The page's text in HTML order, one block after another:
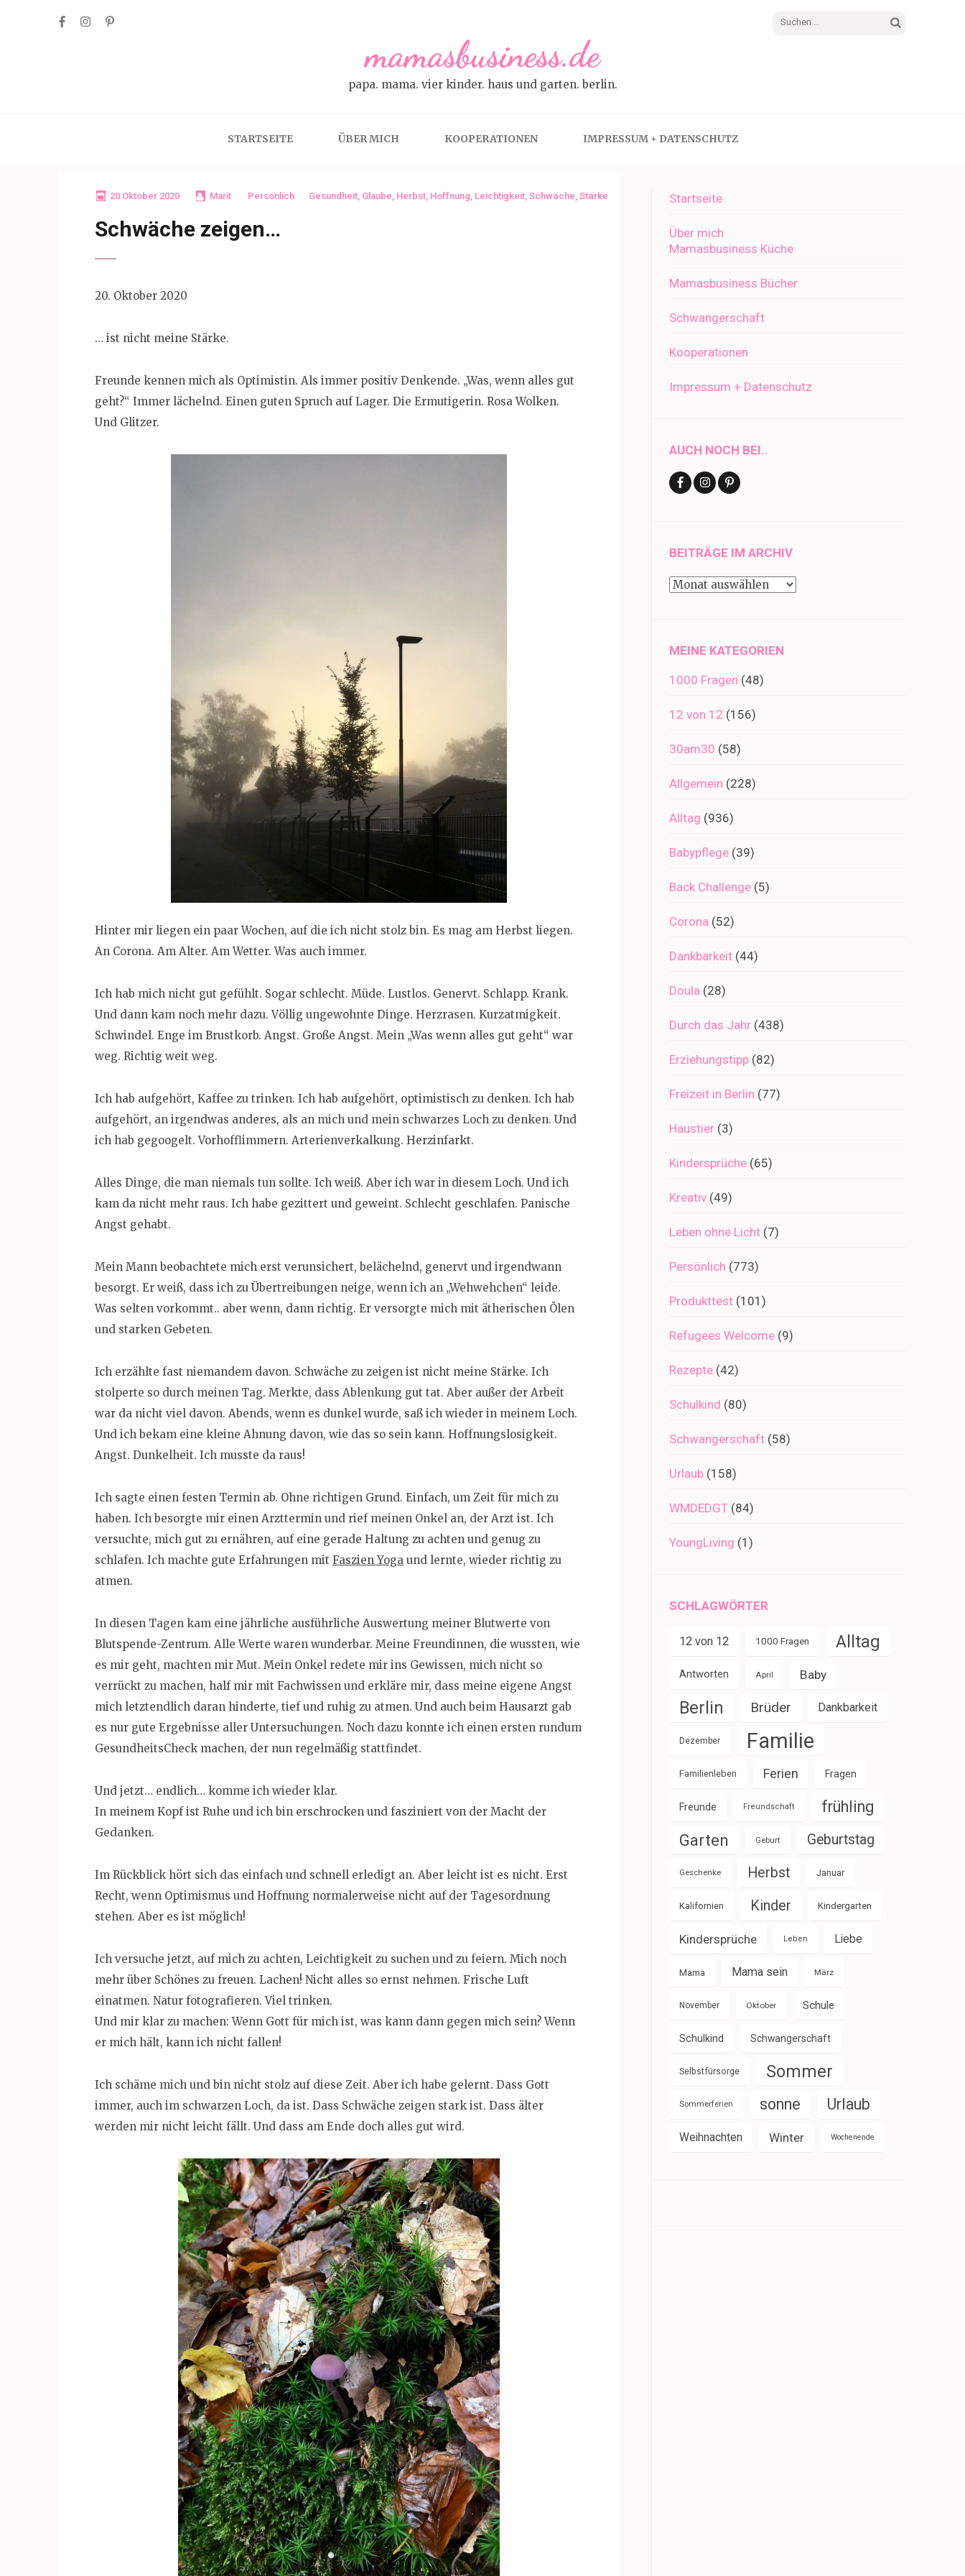
Suchen
mamasbusiness.de
papa. mama. vier kinder. haus und garten. berlin.
STARTSEITE ÜBER MICH KOOPERATIONEN IMPRESSUM + DATENSCHUTZ
20 Oktober 2020 Marit Persönlich Gesundheit, Glaube, Herbst, Hoffnung, Leichtigkeit, Schwäche, Stärke
Schwäche zeigen…
20. Oktober 2020
… ist nicht meine Stärke.
Freunde kennen mich als Optimistin. Als immer positiv Denkende. „Was, wenn alles gut
geht?“ Immer lächelnd. Einen guten Spruch auf Lager. Die Ermutigerin. Rosa Wolken.
Und Glitzer.
Hinter mir liegen ein paar Wochen, auf die ich nicht stolz bin. Es mag am Herbst liegen.
An Corona. Am Alter. Am Wetter. Was auch immer.
Ich hab mich nicht gut gefühlt. Sogar schlecht. Müde. Lustlos. Genervt. Schlapp. Krank.
Und dann kam noch mehr dazu. Völlig ungewohnte Dinge. Herzrasen. Kurzatmigkeit.
Schwindel. Enge im Brustkorb. Angst. Große Angst. Mein „Was wenn alles gut geht“ war
weg. Richtig weit weg.
Ich hab aufgehört, Kaffee zu trinken. Ich hab aufgehört, optimistisch zu denken. Ich hab
aufgehört, an irgendwas anderes, als an mich und mein schwarzes Loch zu denken. Und
ich hab gegoogelt. Vorhofflimmern. Arterienverkalkung. Herzinfarkt.
Alles Dinge, die man niemals tun sollte. Ich weiß. Aber ich war in diesem Loch. Und ich
kam da nicht mehr raus. Ich habe gezittert und geweint. Schlecht geschlafen. Panische
Angst gehabt.
Mein Mann beobachtete mich erst verunsichert, belächelnd, genervt und irgendwann
besorgt. Er weiß, dass ich zu Übertreibungen neige, wenn ich an „Wehwehchen“ leide.
Was selten vorkommt.. aber wenn, dann richtig. Er versorgte mich mit ätherischen Ölen
und starken Gebeten.
Ich erzählte fast niemandem davon. Schwäche zu zeigen ist nicht meine Stärke. Ich
stolperte so durch meinen Tag. Merkte, dass Ablenkung gut tat. Aber außer der Arbeit
war da nicht viel davon. Abends, wenn es dunkel wurde, saß ich wieder in meinem Loch.
Und ich bekam eine kleine Ahnung davon, wie das so sein kann. Hoffnungslosigkeit.
Angst. Dunkelheit. Ich musste da raus!
Ich sagte einen festen Termin ab. Ohne richtigen Grund. Einfach, um Zeit für mich zu
haben. Ich besorgte mir einen Arzttermin und rief meinen Onkel an, der Arzt ist. Ich
versuchte, mich gut zu ernähren, auf eine gerade Haltung zu achten und genug zu
schlafen. Ich machte gute Erfahrungen mit Faszien Yoga und lernte, wieder richtig zu
atmen.
In diesen Tagen kam eine jährliche ausführliche Auswertung meiner Blutwerte von
Blutspende-Zentrum. Alle Werte waren wunderbar. Meine Freundinnen, die wussten, wie
es mir geht, machten mir Mut. Mein Onkel redete mir ins Gewissen, mich nicht so
verrückt zu machen, half mir mit Fachwissen und erkläre mir, dass meine eigene Angst
mich letztendlich daran hinderte, tief und ruhig zu atmen. Und auch beim Hausarzt gab
es nur gute Ergebnisse aller Untersuchungen. Noch dazu konnte ich einen ersten rundum
GesundheitsCheck machen, der nun regelmäßig stattfindet.
Und jetzt… endlich… komme ich wieder klar.
In meinem Kopf ist Ruhe und ich bin erschrocken und fasziniert von der Macht der
Gedanken.
Im Rückblick hört sich das einfach und schnell erledigt an. Aber leicht ist es nicht. Erst
Recht, wenn Optimismus und Hoffnung normalerweise nicht auf der Tagesordnung
stehen. Aber es ist möglich!
Ich versuche jetzt, auf mich zu achten, Leichtigkeit zu suchen und zu feiern. Mich noch
mehr über Schönes zu freuen. Lachen! Nicht alles so ernst nehmen. Frische Luft
einatmen. Natur fotografieren. Viel trinken.
Und mir klar zu machen: Wenn Gott für mich ist, was kann dann gegen mich sein? Wenn
er mich hält, kann ich nicht fallen!
Ich schäme mich und bin nicht stolz auf diese Zeit. Aber ich habe gelernt. Dass Gott
immer, auch im schwarzen Loch, da ist. Dass Schwäche zeigen stark ist. Dass älter
werden mir nicht leicht fällt. Und dass am Ende doch alles gut wird.
Startseite
Über mich
Mamasbusiness Küche
Mamasbusiness Bücher
Schwangerschaft
Kooperationen
Impressum + Datenschutz
AUCH NOCH BEI..
BEITRÄGE IM ARCHIV
Beiträge
MEINE KATEGORIEN
1000 Fragen (48)
12 von 12 (156)
30am30 (58)
Allgemein (228)
Alltag (936)
Babypflege (39)
Back Challenge (5)
Corona (52)
Dankbarkeit (44)
Doula (28)
Durch das Jahr (438)
Erziehungstipp (82)
Freizeit in Berlin (77)
Haustier (3)
Kindersprüche (65)
Kreativ (49)
Leben ohne Licht (7)
Persönlich (773)
Produkttest (101)
Refugees Welcome (9)
Rezepte (42)
Schulkind (80)
Schwangerschaft (58)
Urlaub (158)
WMDEDGT (84)
YoungLiving (1)
SCHLAGWÖRTER
12 von 12 1000 Fragen Alltag
Antworten April Baby
Berlin Brüder Dankbarkeit
Dezember Familie
Familienleben Ferien Fragen
Freunde Freundschaft frühling
Garten Geburt Geburtstag
Geschenke Herbst Januar
Kalifornien Kinder Kindergarten
Kindersprüche Leben Liebe
Mama Mama sein März
November Oktober Schule
Schulkind Schwangerschaft
Selbstfürsorge Sommer
Sommerferien sonne Urlaub
Weihnachten Winter Wochenende